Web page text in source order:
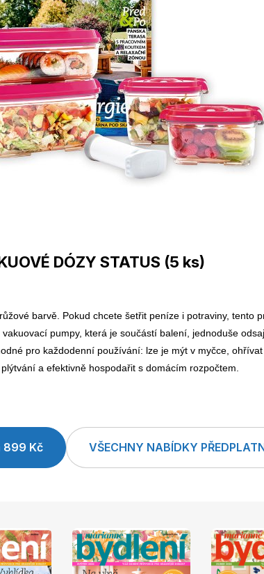
DÓZY STATUS (5 ks)
barvě. Pokud chcete šetřit peníze i potraviny,
pumpy, která je součástí balení, jednoduše
pro každodenní používání: lze je mýt v myčce,
a efektivně hospodařit s domácím rozpočtem.
899 Kč VŠECHNY NABÍDKY